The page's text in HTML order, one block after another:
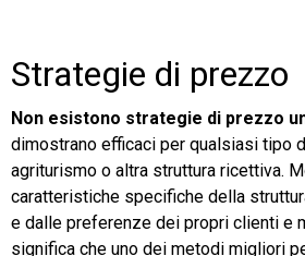
Strategie di prezzo
Non esistono strategie di prezzo
dimostrano efficaci per qualsiasi tipo
agriturismo o altra struttura ricettiva.
caratteristiche specifiche della
e dalle preferenze dei propri clienti e
significa che uno dei metodi migliori